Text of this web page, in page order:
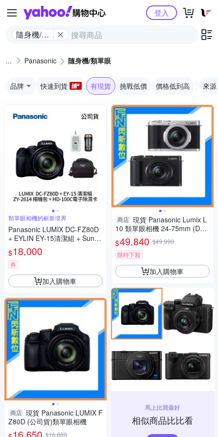
Yahoo購物中心
隨身機/類
登入
Panasonic 隨身機/類單眼
品牌 快速到貨 有現貨 挑戰低價 價格低到高 來源
類單眼相機的嶄新境界
Panasonic LUMIX DC-FZ80D
+ EYLIN EY-15清潔組 + SunLi
ght ZY-2614相機包 + EirMai 銳
瑪 HD-100C電子除濕卡 FZ80
D (公司貨)
$18,000
券
加入購物車
商店 現貨 Panasonic LUMIX F
Z80D (公司貨)類單眼相機
$16,800
商店 現貨 Panasonic Lumix L
10 類單眼相機 24-75mm (DC-
L10,公司貨)
$49,840 $49,990
限時下殺
加入購物車
馬上比買最好
相似商品比比看